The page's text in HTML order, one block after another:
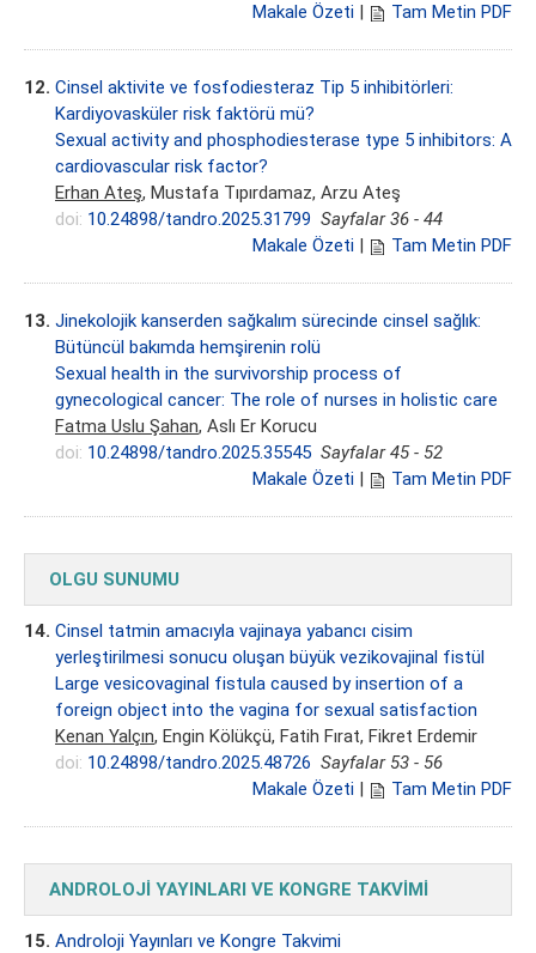
Makale Özeti
Tam Metin PDF
12. Cinsel aktivite ve fosfodiesteraz Tip 5 inhibitörleri:
Kardiyovasküler risk faktörü mü?
Sexual activity and phosphodiesterase type 5 inhibitors: A
cardiovascular risk factor?
Erhan Ateş, Mustafa Tıpırdamaz, Arzu Ateş
doi: 10.24898/tandro.2025.31799 Sayfalar 36 - 44
Makale Özeti
Tam Metin PDF
13. Jinekolojik kanserden sağkalım sürecinde cinsel sağlık:
Bütüncül bakımda hemşirenin rolü
Sexual health in the survivorship process of
gynecological cancer: The role of nurses in holistic care
Fatma Uslu Şahan, Aslı Er Korucu
doi: 10.24898/tandro.2025.35545 Sayfalar 45 - 52
Makale Özeti
Tam Metin PDF
OLGU SUNUMU
14. Cinsel tatmin amacıyla vajinaya yabancı cisim
yerleştirilmesi sonucu oluşan büyük vezikovajinal fistül
Large vesicovaginal fistula caused by insertion of a
foreign object into the vagina for sexual satisfaction
Kenan Yalçın, Engin Kölükçü, Fatih Fırat, Fikret Erdemir
doi: 10.24898/tandro.2025.48726 Sayfalar 53 - 56
Makale Özeti
Tam Metin PDF
ANDROLOJİ YAYINLARI VE KONGRE TAKVİMİ
15. Androloji Yayınları ve Kongre Takvimi